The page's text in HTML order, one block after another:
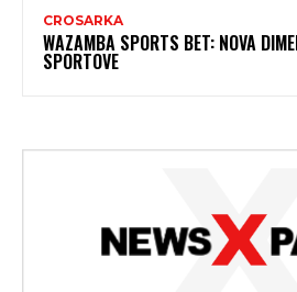
CROSARKA
WAZAMBA SPORTS BET: NOVA
SPORTOVE